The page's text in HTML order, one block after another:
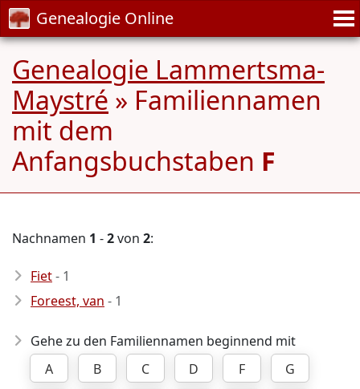
Genealogie Online
Genealogie Lammertsma-
Maystré » Familiennamen
mit dem
Anfangsbuchstaben F
Nachnamen 1 -2von 2:
Fiet- 1
Foreest, van - 1
Gehe zu den Familiennamen beginnend mit
A
B C D F
G